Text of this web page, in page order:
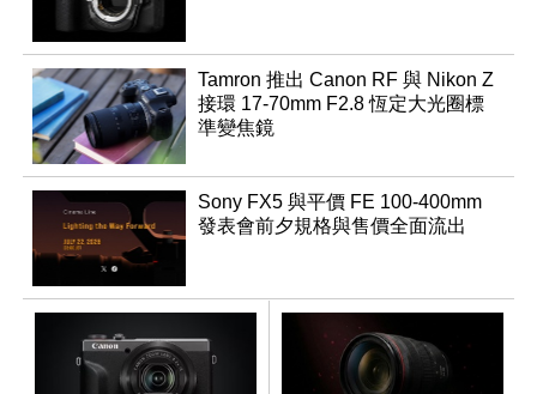
Tamron 推出 Canon RF 與 Nikon Z
接環 17-70mm F2.8 恆定大光圈標
準變焦鏡
Sony FX5 與平價 FE 100-400mm
發表會前夕規格與售價全面流出